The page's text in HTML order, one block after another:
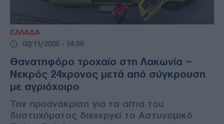
ΕΛΛΑΔΑ
02/11/2025 - 14:39
Θανατηφόρο τροχαίο στη Λακωνία –
Νεκρός 24χρονος μετά από σύγκρουση
με αγριόχοιρο
Την προανάκριση για τα αίτια του
δυστυχήματος διενεργεί το Αστυνομικό